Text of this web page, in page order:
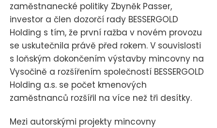
zaměstnanecké politiky Zbyněk Passer,
investor a člen dozorčí rady BESSERGOLD
Holding s tím, že první ražba v novém provozu
se uskutečnila právě před rokem. V souvislosti
s loňským dokončením výstavby mincovny na
Vysočině a rozšířením společností BESSERGOLD
Holding a.s. se počet kmenových
zaměstnanců rozšířil na více než tři desítky.
Mezi autorskými projekty mincovny